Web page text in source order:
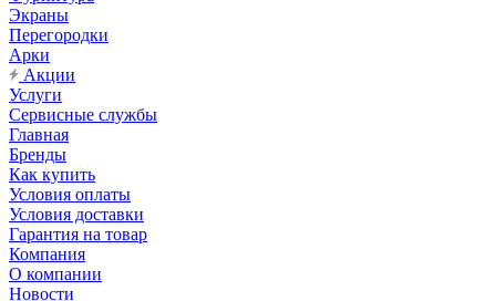
Экраны
Перегородки
Арки
Акции
Услуги
Сервисные службы
Главная
Бренды
Как купить
Условия оплаты
Условия доставки
Гарантия на товар
Компания
О компании
Новости